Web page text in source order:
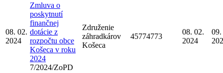
08. 02.
2024
Zmluva o
poskytnutí
finančnej
dotácie z
rozpočtu obce
Košeca v roku
2024
7/2024/ZoPD
Združenie
záhradkárov
Košeca
45774773
08. 02.
2024
09.